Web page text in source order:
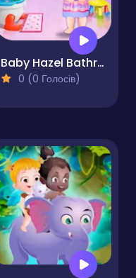
Baby Hazel Bathroom Hygiene
0 (0 Голосів)